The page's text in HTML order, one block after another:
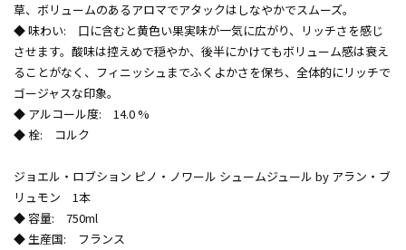
草、ボリュームのあるアロマでアタックはしなやかでスムーズ。
◆ 味わい: 口に含むと黄色い果実味が一気に広がり、リッチさを感じ
させます。酸味は控えめで穏やか、後半にかけてもボリューム感は衰え
ることがなく、フィニッシュまでふくよかさを保ち、全体的にリッチで
ゴージャスな印象。
◆ アルコール度: 14.0 %
◆ 栓: コルク
ジョエル・ロブション ピノ・ノワール シュームジュール by アラン・ブ
リュモン 1本
◆ 容量: 750ml
◆ 生産国: フランス